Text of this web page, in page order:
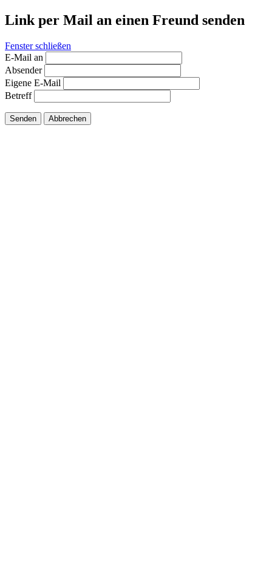
Link per Mail an einen Freund senden
Fenster schließen
E-Mail an
Absender
Eigene E-Mail
Betreff
Senden Abbrechen